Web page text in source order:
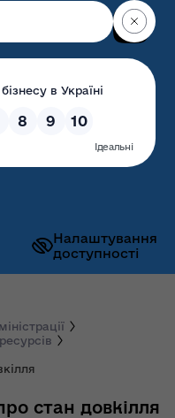
Налаштування
доступності
стан довкілля